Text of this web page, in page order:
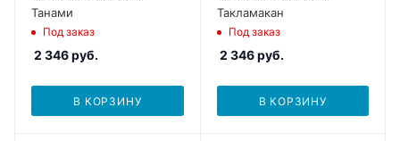
Танами
Под заказ
2 346руб.
В КОРЗИНУ
Такламакан
Под заказ
2 346руб.
В КОРЗИНУ